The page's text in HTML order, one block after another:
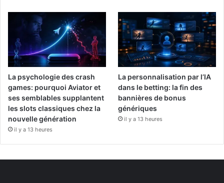
La psychologie des crash
games: pourquoi Aviator et
ses semblables supplantent
les slots classiques chez la
nouvelle génération
il y a 13 heures
La personnalisation par l’IA
dans le betting: la fin des
bannières de bonus
génériques
il y a 13 heures